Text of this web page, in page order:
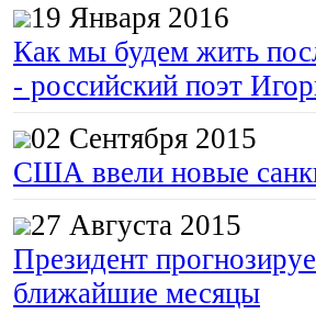
19 Января 2016
Как мы будем жить
- российский поэт
02 Сентября 2015
США ввели новые
27 Августа 2015
Президент
ближайшие месяцы